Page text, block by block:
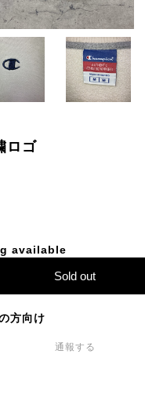
ロゴ
available
Sold out
方向け
通報する